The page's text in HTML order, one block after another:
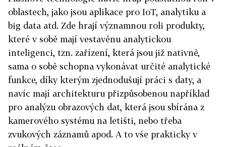
oblastech, jako jsou aplikace pro IoT, analytiku a
big data atd. Zde hrají významnou roli produkty,
které v sobě mají vestavěnu analytickou
inteligenci, tzn. zařízení, která jsou již nativně,
sama o sobě schopna vykonávat určité analytické
funkce, díky kterým zjednodušují práci s daty, a
navíc mají architekturu přizpůsobenou například
pro analýzu obrazových dat, která jsou sbírána z
kamerového systému na letišti, nebo třeba
zvukových záznamů apod. A to vše prakticky v